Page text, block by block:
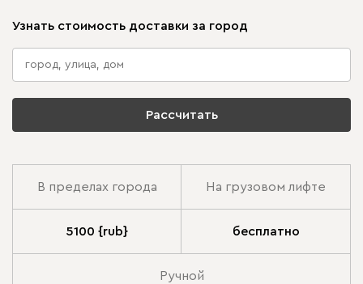
Узнать стоимость доставки за город
Рассчитать
В пределах города На грузовом лифте
5100 {rub} бесплатно
Ручной